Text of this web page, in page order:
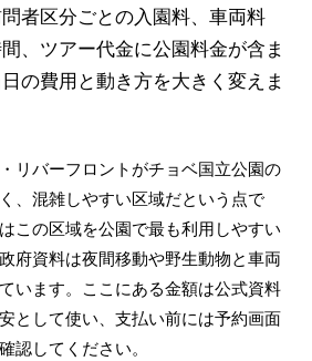
者区分ごとの入園料、車両料
、ツアー代金に公園料金が含ま
の費用と動き方を大きく変えま
リバーフロントがチョベ国立公園の
、混雑しやすい区域だという点で
この区域を公園で最も利用しやすい
府資料は夜間移動や野生動物と車両
います。ここにある金額は公式資料
として使い、支払い前には予約画面
認してください。